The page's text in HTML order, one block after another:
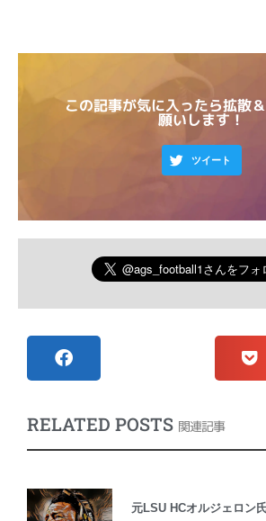
この記事が気に入ったら拡散
願いします！
ツイート
RELATED POSTS 関連記事
元LSU HCオルジェロン